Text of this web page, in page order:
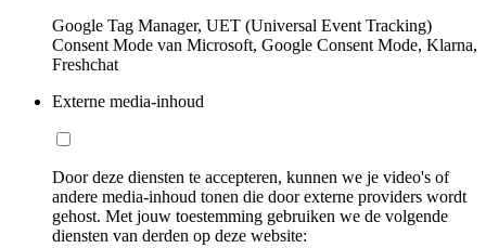
Google Tag Manager, UET (Universal Event Tracking)
Consent Mode van Microsoft, Google Consent Mode, Klarna,
Freshchat
Externe media-inhoud
Door deze diensten te accepteren, kunnen we je video's of
andere media-inhoud tonen die door externe providers wordt
gehost. Met jouw toestemming gebruiken we de volgende
diensten van derden op deze website: